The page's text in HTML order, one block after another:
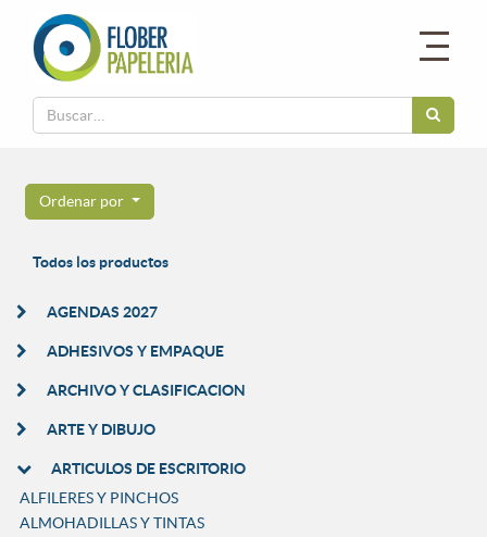
Ordenar por
Todos los productos
AGENDAS 2027
ADHESIVOS Y EMPAQUE
ARCHIVO Y CLASIFICACION
ARTE Y DIBUJO
ARTICULOS DE ESCRITORIO
ALFILERES Y PINCHOS
ALMOHADILLAS Y TINTAS